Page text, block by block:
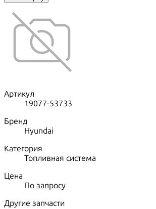
Артикул
19077-53733
Бренд
Hyundai
Категория
Топливная система
Цена
По запросу
Другие запчасти